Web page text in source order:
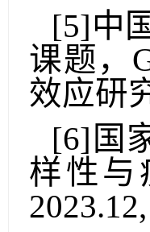
[5]中
课题，
效应研
[6] 国
样性与
2023.12,